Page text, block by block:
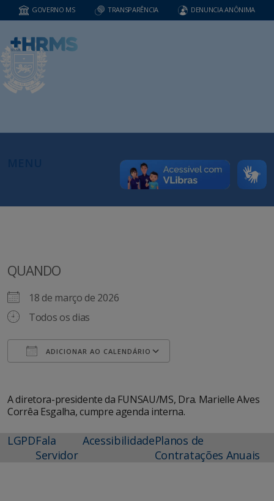
GOVERNO MS TRANSPARÊNCIA DENUNCIA ANÔNIMA
QUANDO
18 de março de 2026
Todos os dias
ADICIONAR AO CALENDÁRIO
A diretora-presidente da FUNSAU/MS, Dra. Marielle Alves
Corrêa Esgalha, cumpre agenda interna.
LGPDFala
Servidor
AcessibilidadePlanos de
Contratações Anuais